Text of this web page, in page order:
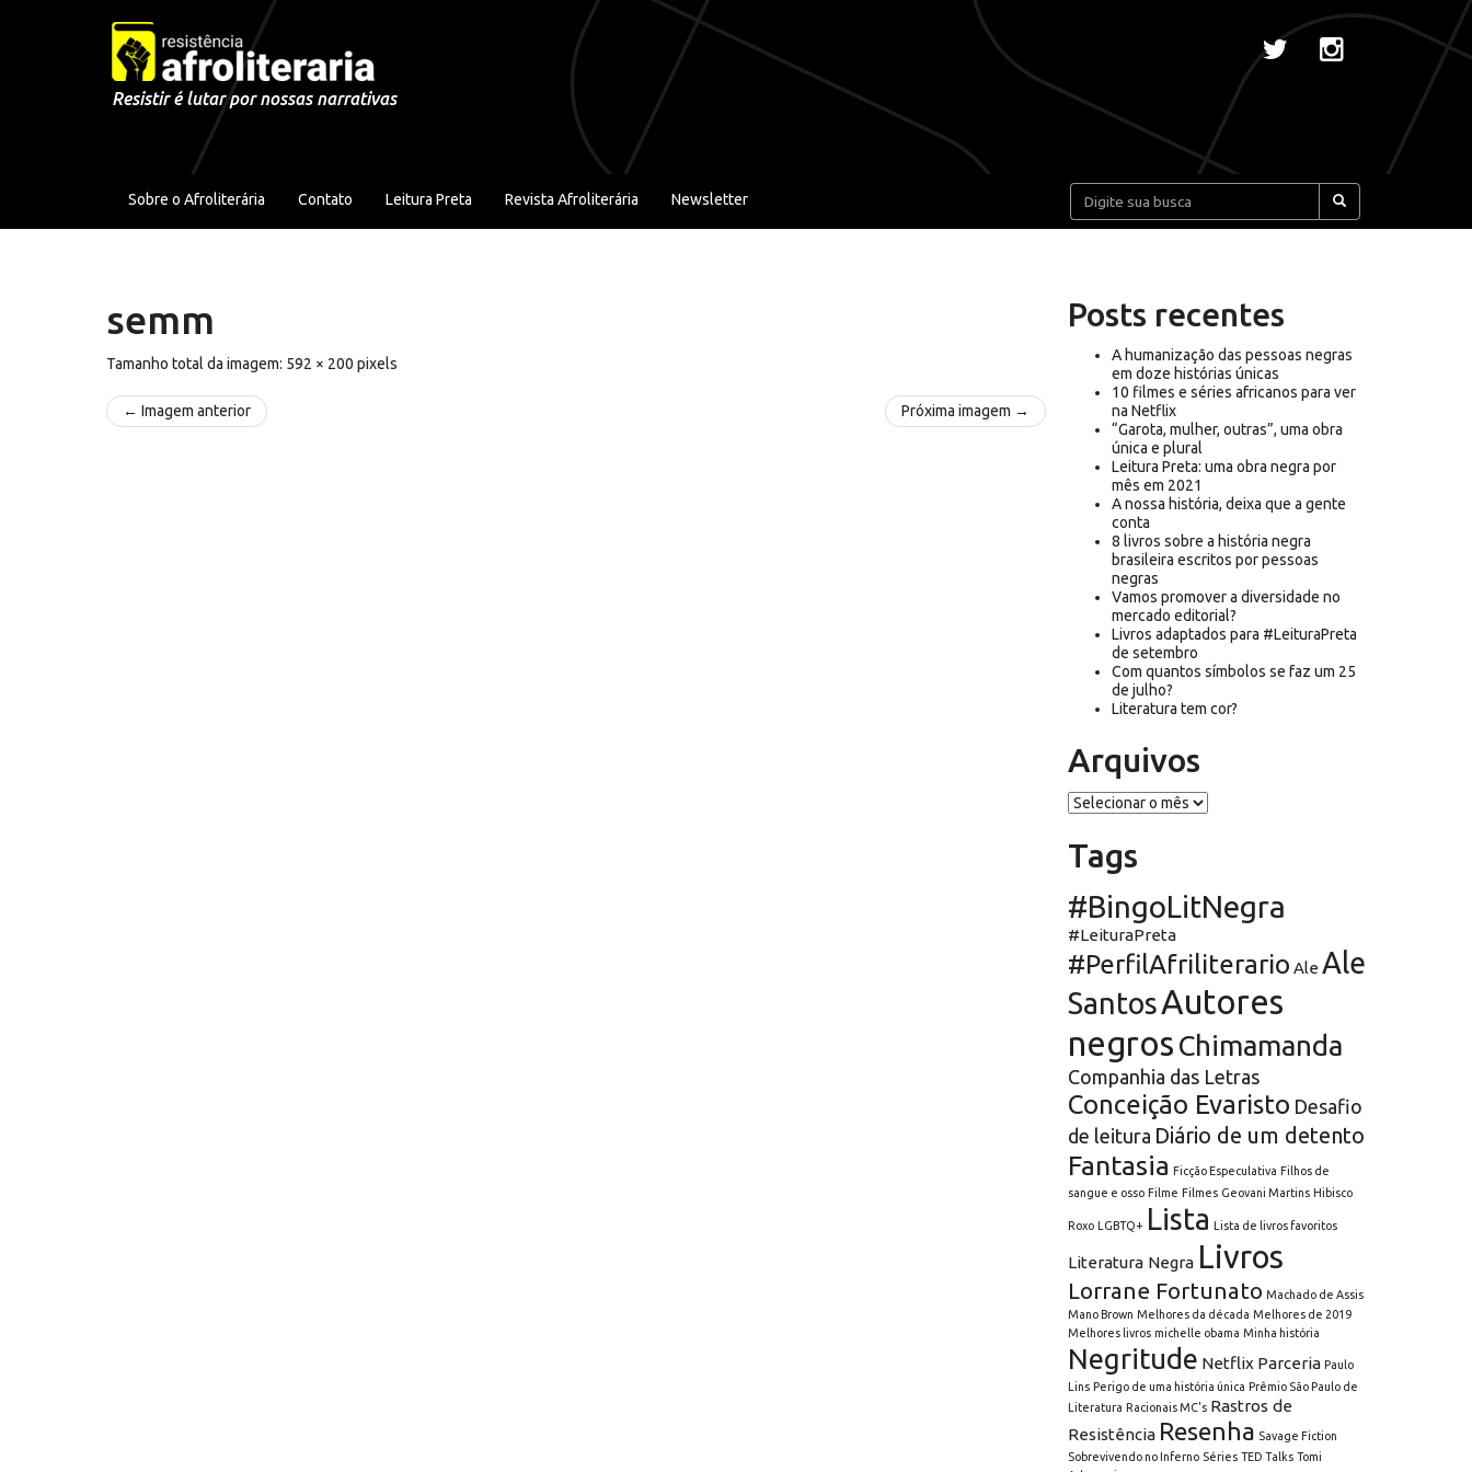
Pular para o conteúdo
Resistir é lutar por nossas narrativas
Sobre o Afroliterária Contato Leitura Preta Revista Afroliterária Newsletter Pesquisar:
semm
Tamanho total da imagem: 592 × 200 pixels
← Imagem anterior Próxima imagem →
Posts recentes
A humanização das pessoas negras
em doze histórias únicas
10 filmes e séries africanos para ver
na Netflix
“Garota, mulher, outras”, uma obra
única e plural
Leitura Preta: uma obra negra por
mês em 2021
A nossa história, deixa que a gente
conta
8 livros sobre a história negra
brasileira escritos por pessoas
negras
Vamos promover a diversidade no
mercado editorial?
Livros adaptados para #LeituraPreta
de setembro
Com quantos símbolos se faz um 25
de julho?
Literatura tem cor?
Arquivos
Arquivos
Tags
#BingoLitNegra
#LeituraPreta
#PerfilAfriliterario Ale Ale
SantosAutores
negros Chimamanda
Companhia das Letras
Conceição Evaristo Desafio
de leitura Diário de um detento
Fantasia Ficção Especulativa Filhos de
sangue e osso Filme Filmes Geovani Martins Hibisco
Roxo LGBTQ+ Lista Lista de livros favoritos
Literatura Negra Livros
Lorrane Fortunato Machado de Assis
Mano Brown Melhores da década Melhores de 2019
Melhores livros michelle obama Minha história
Negritude Netflix Parceria Paulo
Lins Perigo de uma história única Prêmio São Paulo de
Literatura Racionais MC's Rastros de
Resistência Resenha Savage Fiction
Sobrevivendo no Inferno Séries TED Talks Tomi